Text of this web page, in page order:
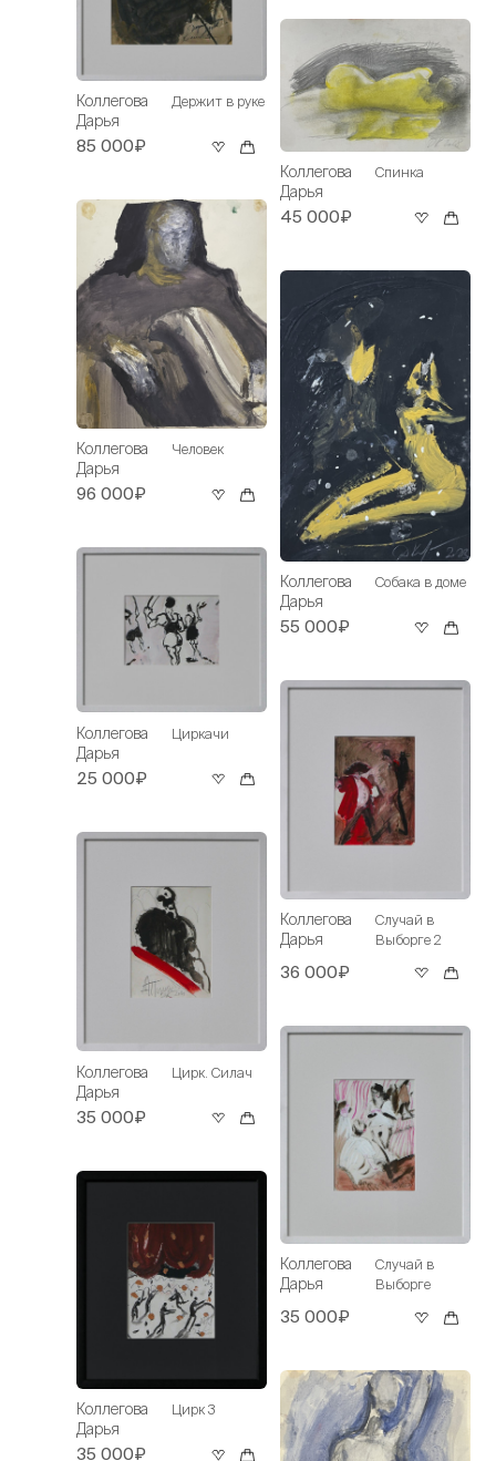
Коллегова
Дарья
Держит в руке
85 000₽
Коллегова
Дарья
Человек
96 000₽
Коллегова
Дарья
Циркачи
25 000₽
Коллегова
Дарья
Цирк. Силач
35 000₽
Коллегова
Дарья
Цирк 3
35 000₽
Коллегова
Дарья
Спинка
45 000₽
Коллегова
Дарья
Собака в доме
55 000₽
Коллегова
Дарья
Случай в
Выборге 2
36 000₽
Коллегова
Дарья
Случай в
Выборге
35 000₽